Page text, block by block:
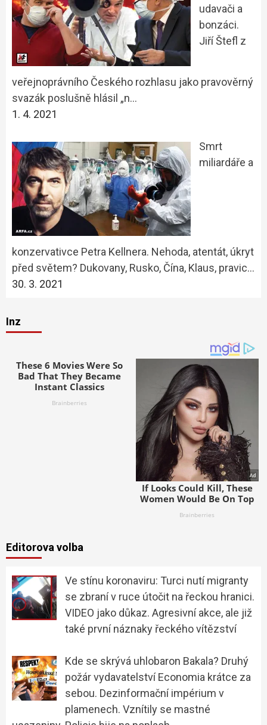
udavači a
bonzáci.
Jiří Štefl z
veřejnoprávního Českého rozhlasu jako pravověrný
svazák poslušně hlásil „n…
1. 4. 2021
Smrt
miliardáře a
konzervativce Petra Kellnera. Nehoda, atentát, úkryt
před světem? Dukovany, Rusko, Čína, Klaus, pravic…
30. 3. 2021
Inz
Editorova volba
Ve stínu koronaviru: Turci nutí migranty
se zbraní v ruce útočit na řeckou hranici.
VIDEO jako důkaz. Agresivní akce, ale již
také první náznaky řeckého vítězství
Kde se skrývá uhlobaron Bakala? Druhý
požár vydavatelství Economia krátce za
sebou. Dezinformační impérium v
plamenech. Vznítily se mastné